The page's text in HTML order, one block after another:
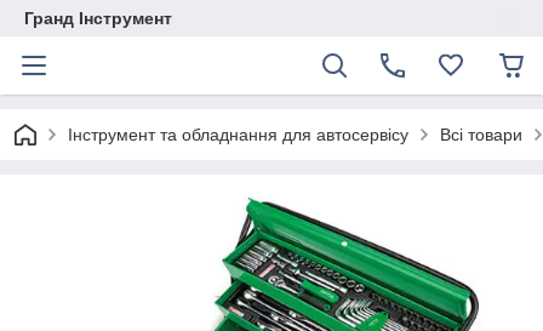
Гранд Інструмент
Інструмент та обладнання для автосервісу Всі товари